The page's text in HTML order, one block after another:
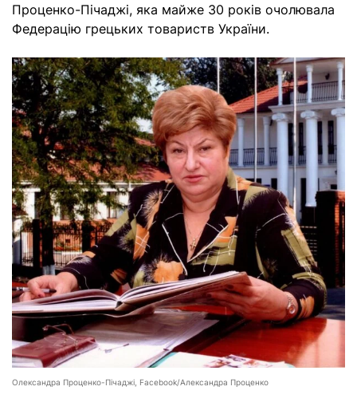
Проценко-Пічаджі, яка майже 30 років очолювала
Федерацію грецьких товариств України.
Олександра Проценко-Пічаджі, Facebook/Александра Проценко